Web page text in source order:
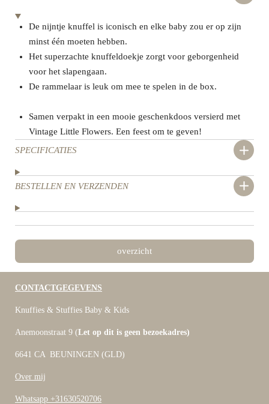
De nijntje knuffel is iconisch en elke baby zou er op zijn
minst één moeten hebben.
Het superzachte knuffeldoekje zorgt voor geborgenheid
voor het slapengaan.
De rammelaar is leuk om mee te spelen in de box.
Samen verpakt in een mooie geschenkdoos versierd met
Vintage Little Flowers. Een feest om te geven!
SPECIFICATIES
BESTELLEN EN VERZENDEN
overzicht
CONTACTGEGEVENS
Knuffies & Stuffies Baby & Kids
Anemoonstraat 9 (Let op dit is geen bezoekadres)
6641 CA BEUNINGEN (GLD)
Over mij
Whatsapp +31630520706